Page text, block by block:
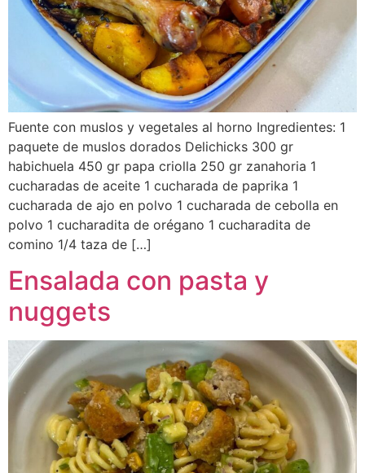
Fuente con muslos y vegetales al horno Ingredientes: 1
paquete de muslos dorados Delichicks 300 gr
habichuela 450 gr papa criolla 250 gr zanahoria 1
cucharadas de aceite 1 cucharada de paprika 1
cucharada de ajo en polvo 1 cucharada de cebolla en
polvo 1 cucharadita de orégano 1 cucharadita de
comino 1/4 taza de […]
Ensalada con pasta y
nuggets